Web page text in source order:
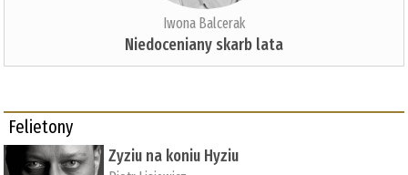
Iwona Balcerak
Niedoceniany skarb lata
Felietony
Zyziu na koniu Hyziu